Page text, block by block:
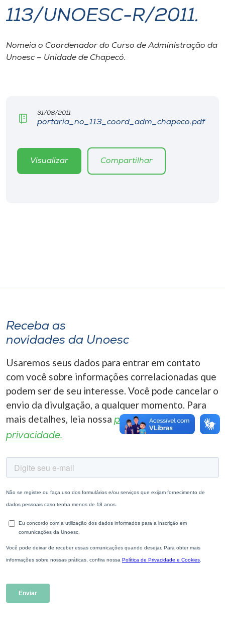
I.nova
Diplomados
CPA
Editora
Selecione
o idioma
113/UNOESC-R/2011.
Nomeia o Coordenador do Curso de Administração da
Unoesc – Unidade de Chapecó.
31/08/2011
portaria_no_113_coord_adm_chapeco.pdf
Visualizar Compartilhar
Receba as
novidades da Unoesc
Usaremos seus dados para entrar em contato
com você sobre informações correlacionadas que
podem ser de seu interesse. Você pode cancelar o
envio da divulgação, a qualquer momento. Para
mais detalhes, leia nossa política de
privacidade.